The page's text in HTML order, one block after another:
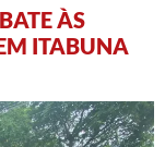
ÀS
ITABUNA